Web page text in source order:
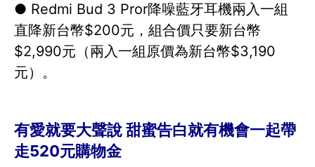
● Redmi Bud 3 Pror降噪藍牙耳機兩入一組
直降新台幣$200元，組合價只要新台幣
$2,990元（兩入一組原價為新台幣$3,190
元）。
有愛就要大聲說 甜蜜告白就有機會一起帶
走520元購物金